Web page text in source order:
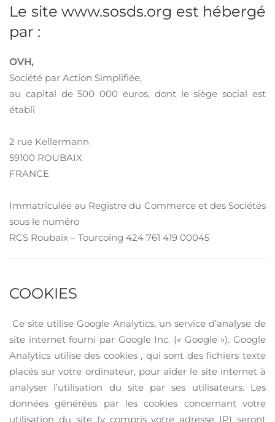
Le site www.sosds.org est hébergé
par :
OVH,
Société par Action Simplifiée,
au capital de 500 000 euros, dont le siège social est
établi
2 rue Kellermann
59100 ROUBAIX
FRANCE
Immatriculée au Registre du Commerce et des Sociétés
sous le numéro
RCS Roubaix – Tourcoing 424 761 419 00045
COOKIES
Ce site utilise Google Analytics, un service d’analyse de
site internet fourni par Google Inc. (« Google »). Google
Analytics utilise des cookies , qui sont des fichiers texte
placés sur votre ordinateur, pour aider le site internet à
analyser l’utilisation du site par ses utilisateurs. Les
données générées par les cookies concernant votre
utilisation du site (y compris votre adresse IP) seront